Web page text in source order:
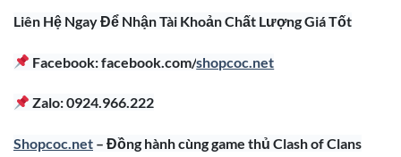
Liên Hệ Ngay Để Nhận Tài Khoản Chất Lượng Giá Tốt
Facebook: facebook.com/shopcoc.net
Zalo: 0924.966.222
Shopcoc.net – Đồng hành cùng game thủ Clash of Clans